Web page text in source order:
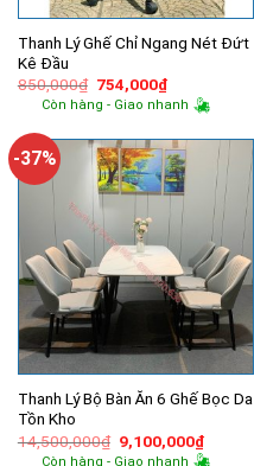
Thanh Lý Ghế Chỉ Ngang Nét Đứt
Kê Đầu
850,000₫ Giá
gốc
là:
754,000₫Giá
hiện
tại
754,000₫.
Còn hàng - Giao nhanh
-37%
Thanh Lý Bộ Bàn Ăn 6 Ghế Bọc Da
Tồn Kho
14,500,000₫ Giá
gốc
9,100,000₫Giá
hiện
Còn hàng - Giao nhanh